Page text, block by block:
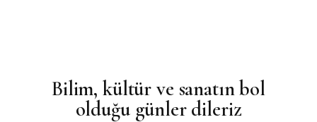
Bilim, kültür ve sanatın bol
olduğu günler dileriz